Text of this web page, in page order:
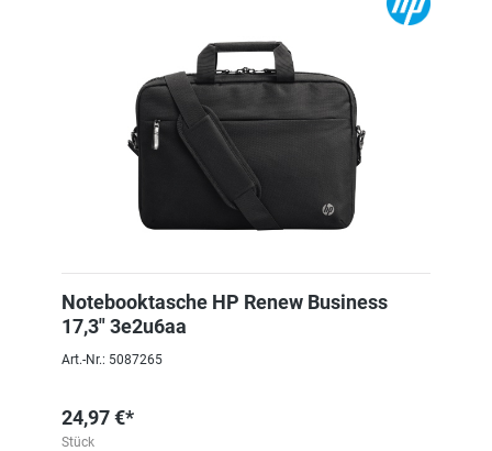
Notebooktasche HP Renew Business
17,3" 3e2u6aa
Art.-Nr.: 5087265
24,97 €*
Stück